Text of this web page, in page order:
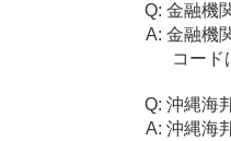
金融機
金融機
コード
沖縄海
沖縄海